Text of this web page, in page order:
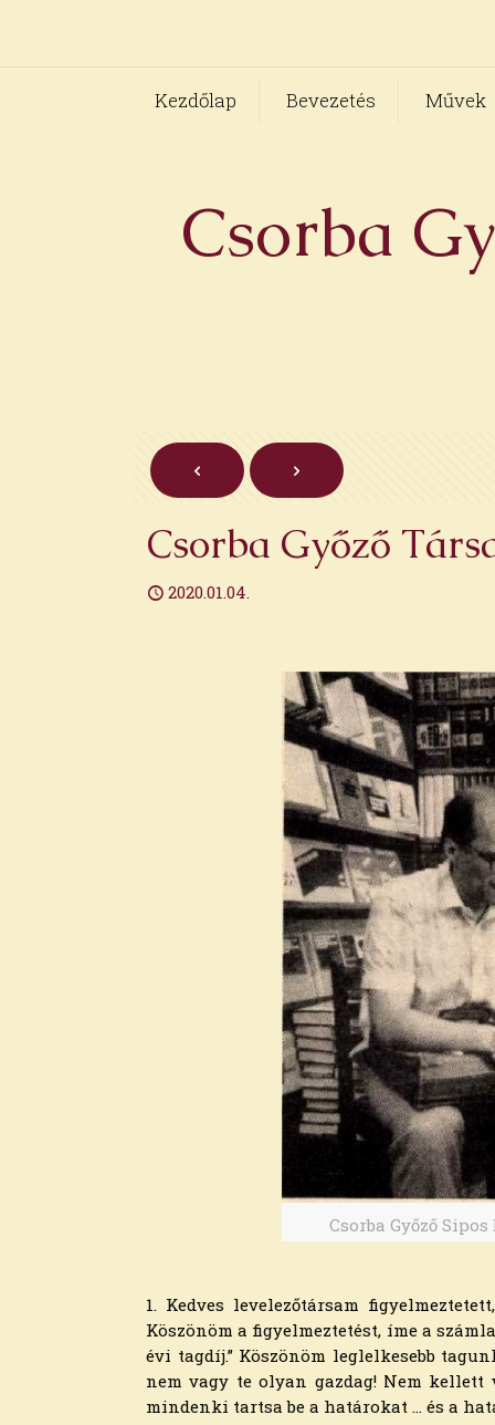
Kezdőlap Bevezetés Művek
Csorba
Csorba Győző
2020.01.04.
Csorba Győző
1. Kedves levelezőtársam
Köszönöm a figyelmeztetést, íme a
évi tagdíj.” Köszönöm leglelkesebb
nem vagy te olyan gazdag! Nem
mindenki tartsa be a határokat … és a
Archívum
2026. augusztus
2026. július
2026. június